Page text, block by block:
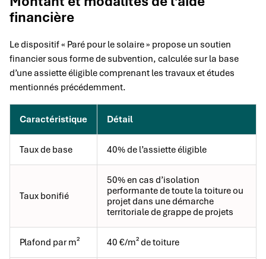
financière
Le dispositif « Paré pour le solaire » propose un soutien
financier sous forme de subvention, calculée sur la base
d’une assiette éligible comprenant les travaux et études
mentionnés précédemment.
Caractéristique Détail
Taux de base 40% de l’assiette éligible
Taux bonifié
50% en cas d’isolation
performante de toute la toiture ou
projet dans une démarche
territoriale de grappe de projets
Plafond par m² 40 €/m² de toiture